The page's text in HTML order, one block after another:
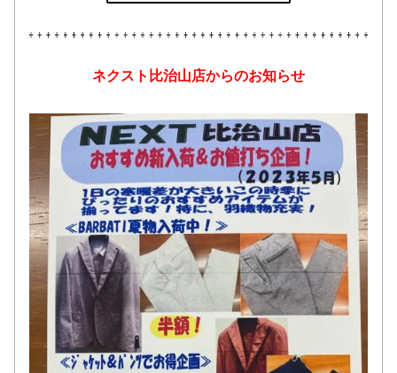
ネクスト比治山店からのお知らせ